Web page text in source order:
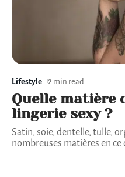
Lifestyle 2 min read
Quelle matière
lingerie sexy ?
Satin, soie, dentelle, tulle,
nombreuses matières en ce